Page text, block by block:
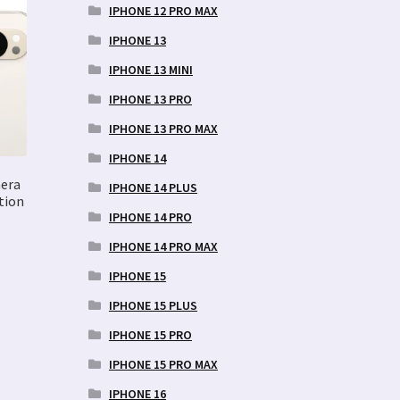
IPHONE 12 PRO MAX
IPHONE 13
IPHONE 13 MINI
IPHONE 13 PRO
IPHONE 13 PRO MAX
IPHONE 14
IPHONE 14 PLUS
IPHONE 14 PRO
IPHONE 14 PRO MAX
IPHONE 15
IPHONE 15 PLUS
IPHONE 15 PRO
IPHONE 15 PRO MAX
IPHONE 16